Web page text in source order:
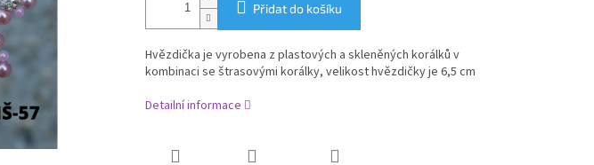
Přidat do košíku
Hvězdička je vyrobena z plastových a skleněných korálků v
kombinaci se štrasovými korálky, velikost hvězdičky je 6,5 cm
Detailní informace